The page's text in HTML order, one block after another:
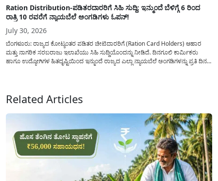
Ration Distribution-ಪಡಿತರದಾರರಿಗೆ ಸಿಹಿ ಸುದ್ದಿ: ಇನ್ಮುಂದೆ ಬೆಳಿಗ್ಗೆ 6 ರಿಂದ
ರಾತ್ರಿ 10 ರವರೆಗೆ ನ್ಯಾಯಬೆಲೆ ಅಂಗಡಿಗಳು ಓಪನ್!
July 30, 2026
ಬೆಂಗಳೂರು: ರಾಜ್ಯದ ಕೋಟ್ಯಂತರ ಪಡಿತರ ಚೀಟಿದಾರರಿಗೆ (Ration Card Holders) ಆಹಾರ
ಮತ್ತು ನಾಗರಿಕ ಸರಬರಾಜು ಇಲಾಖೆಯು ಸಿಹಿ ಸುದ್ದಿಯೊಂದನ್ನು ನೀಡಿದೆ. ದಿನಗೂಲಿ ಕಾರ್ಮಿಕರು
ಹಾಗೂ ಉದ್ಯೋಗಿಗಳ ಹಿತದೃಷ್ಟಿಯಿಂದ ಇನ್ಮುಂದೆ ರಾಜ್ಯದ ಎಲ್ಲಾ ನ್ಯಾಯಬೆಲೆ ಅಂಗಡಿಗಳನ್ನು ಪ್ರತಿ ದಿನ
Related Articles